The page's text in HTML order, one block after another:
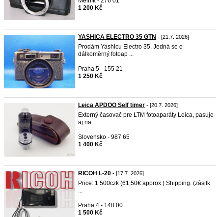
1 200 Kč
YASHICA ELECTRO 35 GTN - [21.7. 2026]
Prodám Yashicu Electro 35. Jedná se o
dálkoměrný fotoap ...
Praha 5 - 155 21
1 250 Kč
Leica APDOO Self timer - [20.7. 2026]
Externý časovač pre LTM fotoaparáty Leica, pasuje
aj na ...
Slovensko - 987 65
1 400 Kč
RICOH L-20 - [17.7. 2026]
Price: 1 500czk (61,50€ approx.) Shipping: (zásilk
...
Praha 4 - 140 00
1 500 Kč